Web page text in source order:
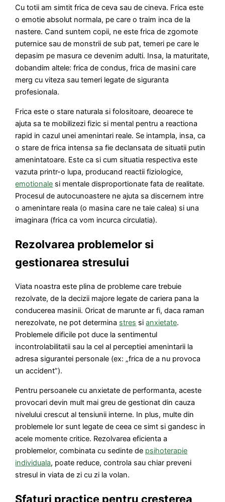
Cu totii am simtit frica de ceva sau de cineva. Frica este
o emotie absolut normala, pe care o traim inca de la
nastere. Cand suntem copii, ne este frica de zgomote
puternice sau de monstrii de sub pat, temeri pe care le
depasim pe masura ce devenim adulti. Insa, la maturitate,
dobandim altele: frica de condus, frica de masini care
merg cu viteza sau temeri legate de siguranta
profesionala.
Frica este o stare naturala si folositoare, deoarece te
ajuta sa te mobilizezi fizic si mental pentru a reactiona
rapid in cazul unei amenintari reale. Se intampla, insa, ca
o stare de frica intensa sa fie declansata de situatii putin
amenintatoare. Este ca si cum situatia respectiva este
vazuta printr-o lupa, producand reactii fiziologice,
emotionale si mentale disproportionate fata de realitate.
Procesul de autocunoastere ne ajuta sa discernem intre
o amenintare reala (o masina care ne taie calea) si una
imaginara (frica ca vom incurca circulatia).
Rezolvarea problemelor si
gestionarea stresului
Viata noastra este plina de probleme care trebuie
rezolvate, de la decizii majore legate de cariera pana la
conducerea masinii. Oricat de marunte ar fi, daca raman
nerezolvate, ne pot determina stres sianxietate.
Problemele dificile pot duce la sentimentul
incontrolabilitatii sau la cel al perceptiei amenintarii la
adresa sigurantei personale (ex: „frica de a nu provoca
un accident”).
Pentru persoanele cu anxietate de performanta, aceste
provocari devin mult mai greu de gestionat din cauza
nivelului crescut al tensiunii interne. In plus, multe din
problemele lor sunt legate de ceea ce simt si gandesc in
acele momente critice. Rezolvarea eficienta a
problemelor, combinata cu sedinte de psihoterapie
individuala, poate reduce, controla sau chiar preveni
stresul in viata de zi cu zi la volan.
Sfaturi practice pentru cresterea